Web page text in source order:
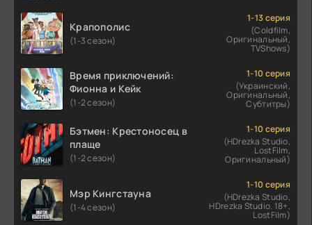
Крапополис
(1-3 сезон)
1-13 серия
(Coldfilm,
Оригинальный,
TVShows)
Время приключений:
Фионна и Кейк
(1-2 сезон)
1-10 серия
(Украинский,
Оригинальный,
Субтитры)
Бэтмен: Крестоносец в
плаще
(1-2 сезон)
1-10 серия
(HDrezka Studio,
LostFilm,
Оригинальный)
Мэр Кингстауна
(1-4 сезон)
1-10 серия
(HDrezka Studio,
HDrezka Studio. 18+,
LostFilm)